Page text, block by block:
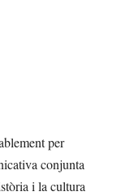
per
conjunta
i la cultura